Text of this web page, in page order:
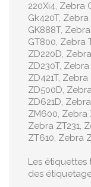
220Xi4, Zebra
Gk420T,
GK888T,
GT800, Zebra
ZD220D,
ZD230T,
ZD421T,
ZD500D,
ZD621D,
ZM600, Zebra
Zebra ZT231,
ZT610, Zebra
Les étiquettes
des